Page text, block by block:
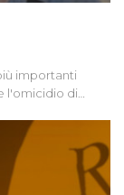
importanti
l'omicidio di